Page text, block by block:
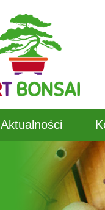
Aktualności